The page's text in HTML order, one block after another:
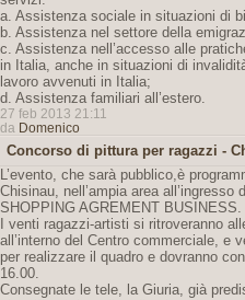
a. Assistenza sociale in situazioni di
b. Assistenza nel settore della
c. Assistenza nell’accesso alle
in Italia, anche in situazioni di
lavoro avvenuti in Italia;
d. Assistenza familiari all’estero.
27 feb 2013 21:11
da Domenico
Concorso di pittura per ragazzi -
L’evento, che sarà pubblico,è
Chisinau, nell’ampia area
SHOPPING AGREMENT BUSINESS.
I venti ragazzi-artisti si ritroveranno
all’interno del Centro commerciale, e
per realizzare il quadro e dovranno
16.00.
Consegnate le tele, la Giuria, già